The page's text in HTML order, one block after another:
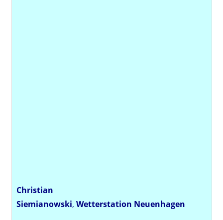
Christian
Siemianowski,Wetterstation Neuenhagen